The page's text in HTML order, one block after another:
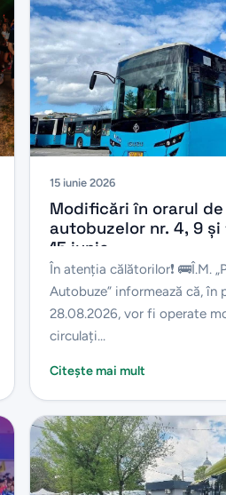
15 iunie 2026
Modificări în orarul
autobuzelor nr. 4, 9 și
15 iunie
În atenția călătorilor❗️ 🚌Î.M.
Autobuze” informează că, în
28.08.2026, vor fi operate
circulați...
Citește mai mult